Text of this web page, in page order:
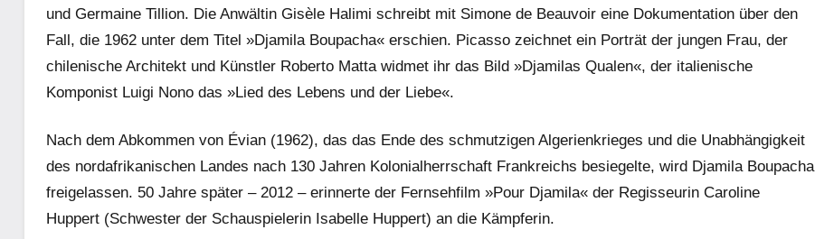
und Germaine Tillion. Die Anwältin Gisèle Halimi schreibt mit Simone de Beauvoir eine Dokumentation über den
Fall, die 1962 unter dem Titel »Djamila Boupacha« erschien. Picasso zeichnet ein Porträt der jungen Frau, der
chilenische Architekt und Künstler Roberto Matta widmet ihr das Bild »Djamilas Qualen«, der italienische
Komponist Luigi Nono das »Lied des Lebens und der Liebe«.
Nach dem Abkommen von Évian (1962), das das Ende des schmutzigen Algerienkrieges und die Unabhängigkeit
des nordafrikanischen Landes nach 130 Jahren Kolonialherrschaft Frankreichs besiegelte, wird Djamila Boupacha
freigelassen. 50 Jahre später – 2012 – erinnerte der Fernsehfilm »Pour Djamila« der Regisseurin Caroline
Huppert (Schwester der Schauspielerin Isabelle Huppert) an die Kämpferin.